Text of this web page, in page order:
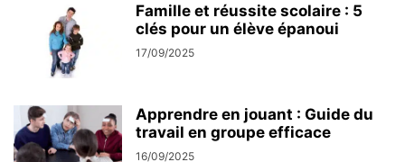
Famille et réussite scolaire : 5
clés pour un élève épanoui
17/09/2025
Apprendre en jouant : Guide du
travail en groupe efficace
16/09/2025